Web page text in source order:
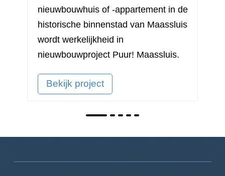
nieuwbouwhuis of -appartement in de
historische binnenstad van Maassluis
wordt werkelijkheid in
nieuwbouwproject Puur! Maassluis.
Bekijk project